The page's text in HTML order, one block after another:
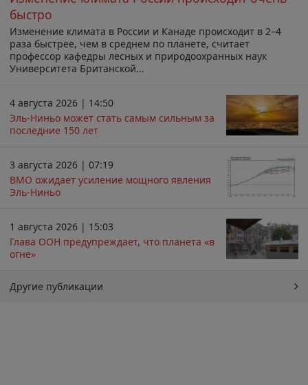
быстро
Изменение климата в России и Канаде происходит в 2–4
раза быстрее, чем в среднем по планете, считает
профессор кафедры лесных и природоохранных наук
Университета Британской...
4 августа 2026 | 14:50
Эль-Ниньо может стать самым сильным за
последние 150 лет
3 августа 2026 | 07:19
ВМО ожидает усиление мощного явления
Эль-Ниньо
1 августа 2026 | 15:03
Глава ООН предупреждает, что планета «в
огне»
Другие публикации